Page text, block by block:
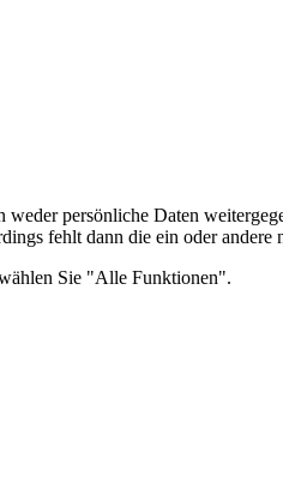
persönliche Daten
fehlt dann die ein oder andere
Sie "Alle Funktionen".